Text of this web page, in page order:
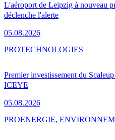
L'aéroport de Leipzig à nouveau
déclenche l'alerte
05.08.2026
Premier investissement du
ICEYE
05.08.2026
PROTECHNOLOGIES
PROENERGIE,